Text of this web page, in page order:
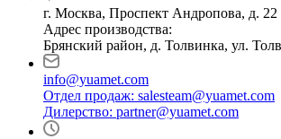
г. Москва, Проспект Андропова, д. 22
Адрес производства:
Брянский район, д. Толвинка, ул.
info@yuamet.com
Отдел продаж: salesteam@yuamet.com
Дилерство: partner@yuamet.com